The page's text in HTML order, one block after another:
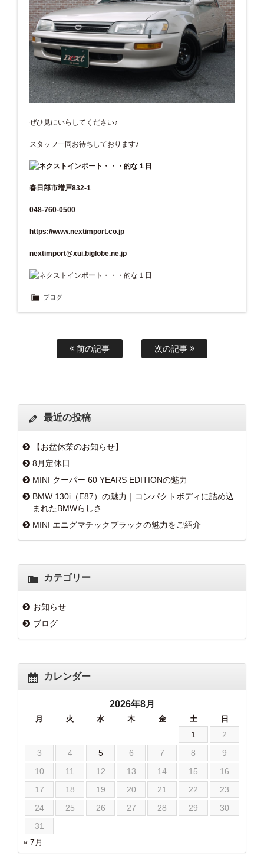
ぜひ見にいらしてください♪
スタッフ一同お待ちしております♪
春日部市増戸832-1
048-760-0500
https://www.nextimport.co.jp
nextimport@xui.biglobe.ne.jp
ブログ
前の記事 次の記事
最近の投稿
【お盆休業のお知らせ】
8月定休日
MINI クーパー 60 YEARS EDITIONの魅力
BMW 130i（E87）の魅力｜コンパクトボディに詰め込
まれたBMWらしさ
MINI エニグマチックブラックの魅力をご紹介
カテゴリー
お知らせ
ブログ
カレンダー
2026年8月
月 火 水 木 金 土 日
1
2
3
4 5 6 7 8
9
10
11 12 13 14 15
16
17
18 19 20 21 22
23
24
25 26 27 28 29
30
31
« 7月